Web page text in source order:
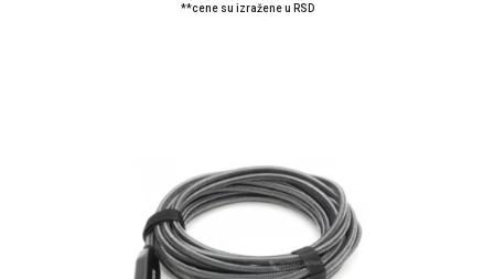
**cene su izražene u RSD